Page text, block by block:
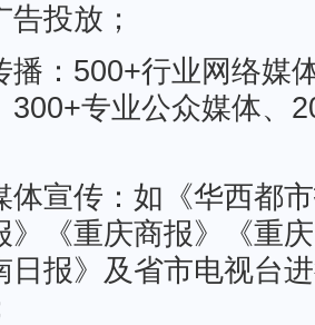
投放；
播：500+行业网络媒
300+专业公众媒体、
体宣传：如《华西都
》《重庆商报》《重
日报》及省市电视台